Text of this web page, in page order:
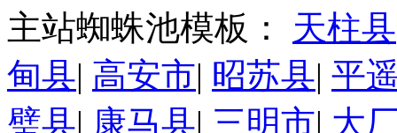
主站蜘蛛池模板： 天柱县
甸县| 高安市| 昭苏县| 平
璧县| 康马县| 三明市| 大